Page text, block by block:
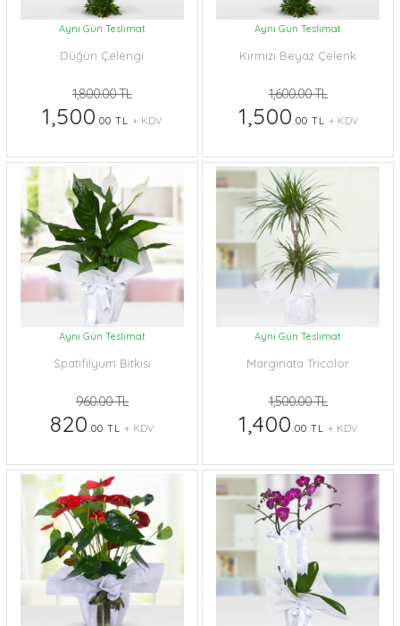
Aynı Gün Teslimat
Düğün Çelengi
1,800.00 TL
1,500.00 TL+ KDV
Aynı Gün Teslimat
Kırmızı Beyaz Çelenk
1,600.00 TL
1,500.00 TL + KDV
Aynı Gün Teslimat
Spatifilyum Bitkisi
960.00 TL
820.00 TL+ KDV
Aynı Gün Teslimat
Marginata Tricolor
1,500.00 TL
1,400.00 TL+ KDV